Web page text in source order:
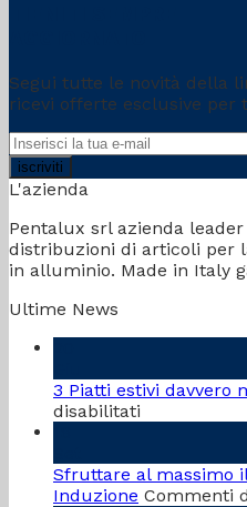
Segui tutte le novità della
ricevi offerte esclusive per
L'azienda
Pentalux srl azienda
distribuzioni di articoli per
in alluminio. Made in Italy
Ultime News
3 Piatti estivi davvero
disabilitati
estivi
davvero
Sfruttare al massimo
Induzione Commenti